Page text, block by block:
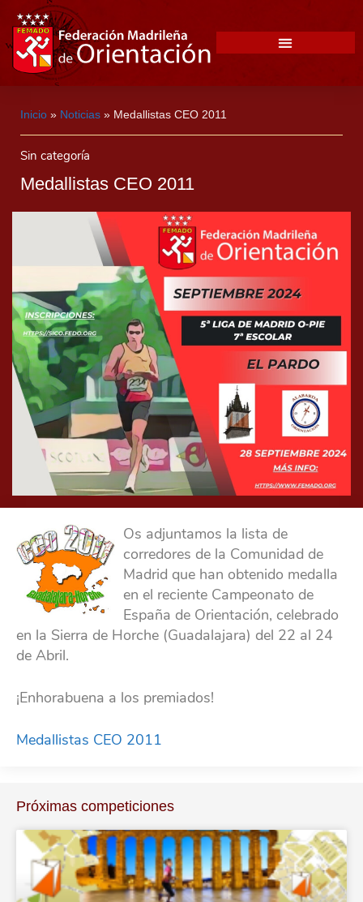
Inicio » Noticias » Medallistas CEO 2011
Sin categoría
Medallistas CEO 2011
Os adjuntamos la lista de
corredores de la Comunidad de
Madrid que han obtenido medalla
en el reciente Campeonato de
España de Orientación, celebrado
en la Sierra de Horche (Guadalajara) del 22 al 24
de Abril.
¡Enhorabuena a los premiados!
Medallistas CEO 2011
Próximas competiciones